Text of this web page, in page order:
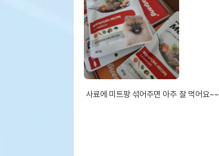
사료에 미트팡 섞어주면 아주 잘 먹어요~~